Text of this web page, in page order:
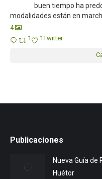
buen tiempo ha
modalidades están en
4
1
1Twitter
Publicaciones
Nueva Guía de
Huétor